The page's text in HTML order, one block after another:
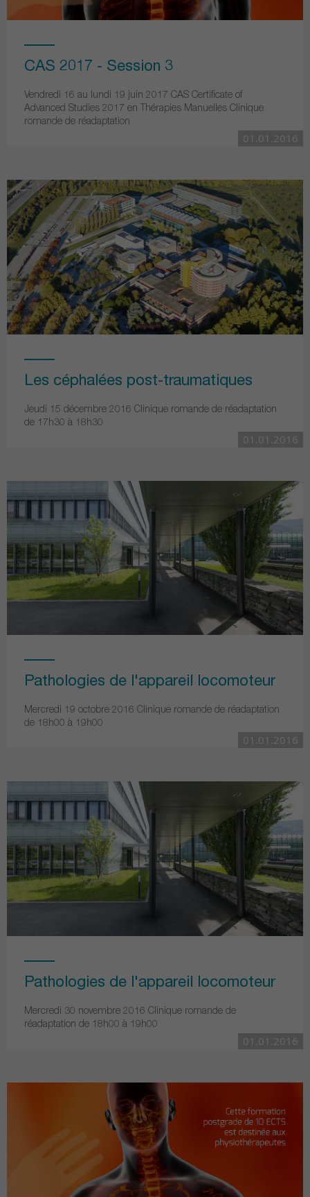
CAS 2017 - Session 3
Vendredi 16 au lundi 19 juin 2017 CAS Certificate of
Advanced Studies 2017 en Thérapies Manuelles Clinique
romande de réadaptation
01.01.2016
Les céphalées post-traumatiques
Jeudi 15 décembre 2016 Clinique romande de réadaptation
de 17h30 à 18h30
01.01.2016
Pathologies de l'appareil locomoteur
Mercredi 19 octobre 2016 Clinique romande de réadaptation
de 18h00 à 19h00
01.01.2016
Pathologies de l'appareil locomoteur
Mercredi 30 novembre 2016 Clinique romande de
réadaptation de 18h00 à 19h00
01.01.2016